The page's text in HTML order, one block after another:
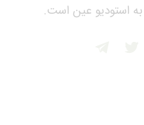
استودیو عین است.